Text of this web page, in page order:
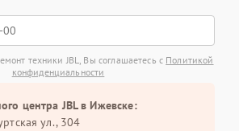
техники JBL, Вы соглашаетесь с Политикой
конфиденциальности
центра JBL в Ижевске:
ул., 304